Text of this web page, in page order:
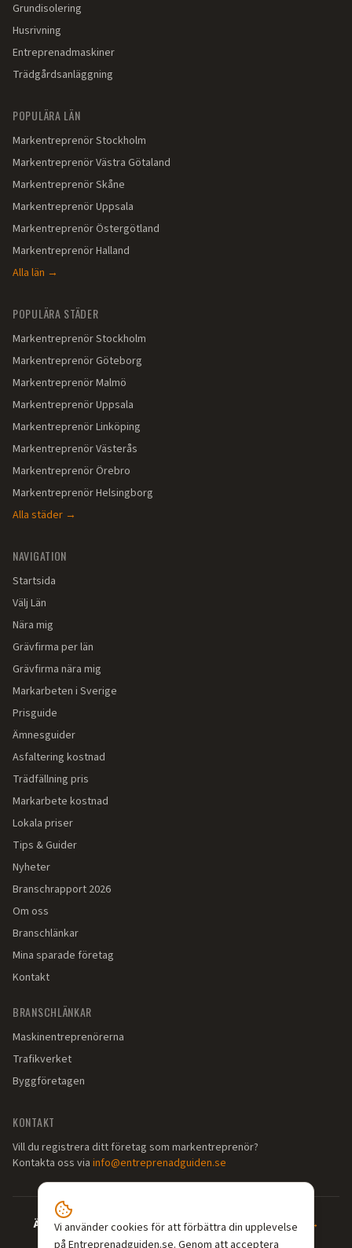
Grundisolering
Husrivning
Entreprenadmaskiner
Trädgårdsanläggning
POPULÄRA LÄN
MarkentreprenörStockholm
MarkentreprenörVästra Götaland
MarkentreprenörSkåne
MarkentreprenörUppsala
MarkentreprenörÖstergötland
MarkentreprenörHalland
Alla län →
POPULÄRA STÄDER
MarkentreprenörStockholm
MarkentreprenörGöteborg
MarkentreprenörMalmö
MarkentreprenörUppsala
MarkentreprenörLinköping
MarkentreprenörVästerås
MarkentreprenörÖrebro
MarkentreprenörHelsingborg
Alla städer →
NAVIGATION
Startsida
Välj Län
Nära mig
Grävfirma per län
Grävfirma nära mig
Markarbeten i Sverige
Prisguide
Ämnesguider
Asfaltering kostnad
Trädfällning pris
Markarbete kostnad
Lokala priser
Tips & Guider
Nyheter
Branschrapport 2026
Om oss
Branschlänkar
Mina sparade företag
Kontakt
BRANSCHLÄNKAR
Maskinentreprenörerna
Trafikverket
Byggföretagen
KONTAKT
Vill du registrera ditt företag som markentreprenör?
Kontakta oss via info@entreprenadguiden.se
Är du markentreprenör?—Syns där dina kunder söker →
Vi använder cookies för att förbättra din upplevelse
på Entreprenadguiden.se. Genom att acceptera